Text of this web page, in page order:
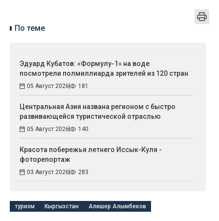
По теме
Эдуард Кубатов: «Формулу-1» на воде
посмотрели полмиллиарда зрителей из 120 стран
05 Август 2026 181
Центральная Азия названа регионом с быстро
развивающейся туристической отраслью
05 Август 2026 140
Красота побережья летнего Иссык-Куля -
фоторепортаж
03 Август 2026 283
туризм Кыргызстан Алишер Алымбеков